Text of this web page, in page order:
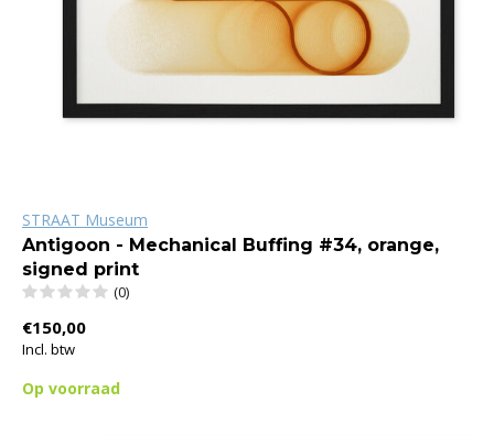
STRAAT Museum
Antigoon - Mechanical Buffing #34, orange,
signed print
(0)
€150,00
Incl. btw
Op voorraad